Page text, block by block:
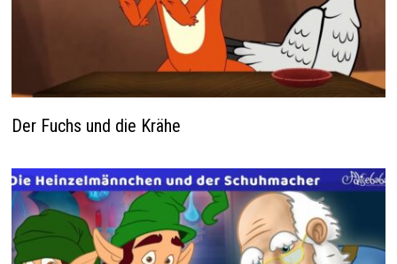
Der Fuchs und die Krähe